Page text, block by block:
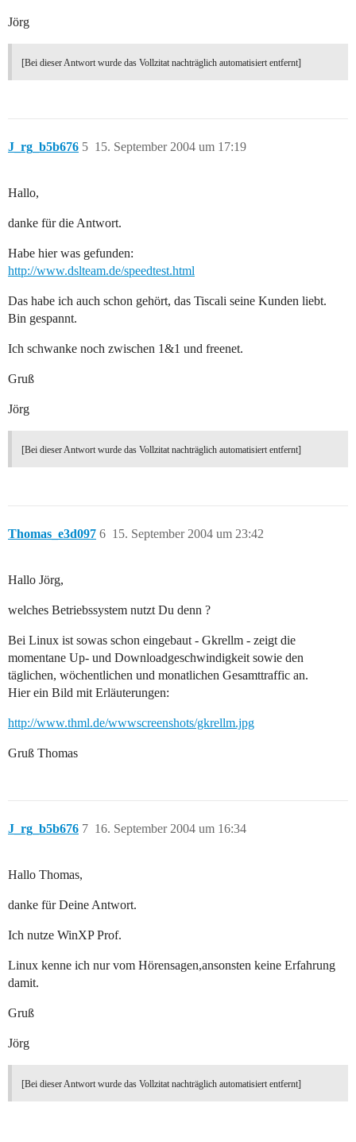
Jörg
[Bei dieser Antwort wurde das Vollzitat nachträglich automatisiert entfernt]
J_rg_b5b676 15. September 2004 um 17:19
5
Hallo,
danke für die Antwort.
Habe hier was gefunden:
http://www.dslteam.de/speedtest.html
Das habe ich auch schon gehört, das Tiscali seine Kunden liebt.
Bin gespannt.
Ich schwanke noch zwischen 1&1 und freenet.
Gruß
Jörg
[Bei dieser Antwort wurde das Vollzitat nachträglich automatisiert entfernt]
Thomas_e3d097 15. September 2004 um 23:42
6
Hallo Jörg,
welches Betriebssystem nutzt Du denn ?
Bei Linux ist sowas schon eingebaut - Gkrellm - zeigt die
momentane Up- und Downloadgeschwindigkeit sowie den
täglichen, wöchentlichen und monatlichen Gesamttraffic an.
Hier ein Bild mit Erläuterungen:
http://www.thml.de/wwwscreenshots/gkrellm.jpg
Gruß Thomas
J_rg_b5b676 16. September 2004 um 16:34
7
Hallo Thomas,
danke für Deine Antwort.
Ich nutze WinXP Prof.
Linux kenne ich nur vom Hörensagen,ansonsten keine Erfahrung
damit.
Gruß
Jörg
[Bei dieser Antwort wurde das Vollzitat nachträglich automatisiert entfernt]